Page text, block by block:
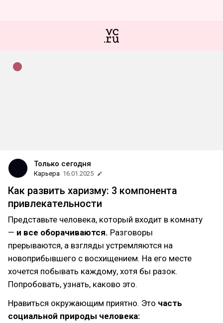
Только сегодня
Карьера 16.01.2025
Как развить харизму: 3 компонента
привлекательности
Представьте человека, который входит в комнату
— и все оборачиваются. Разговоры
прерываются, а взгляды устремляются на
новоприбывшего с восхищением. На его месте
хочется побывать каждому, хотя бы разок.
Попробовать, узнать, каково это.
Нравиться окружающим приятно. Это часть
социальной природы человека: